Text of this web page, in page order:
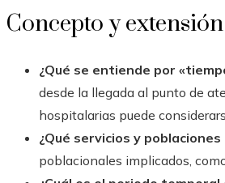
Concepto y extensión
¿Qué se entiende por
desde la llegada al punto de
hospitalarias puede
¿Qué servicios y
poblacionales implicados,